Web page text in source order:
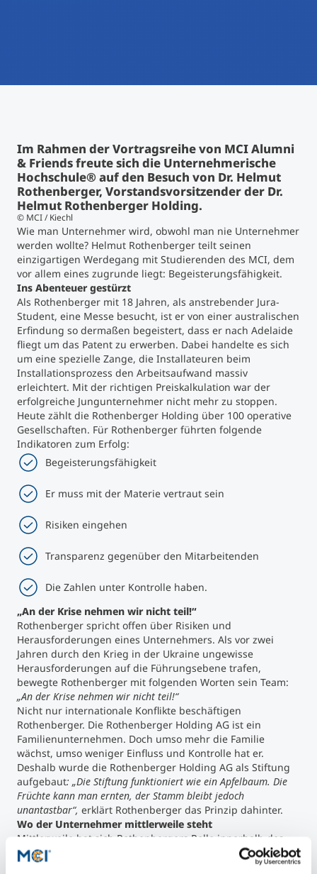
Micro Credentials
Management-Seminare
Technische Weiterbildung
Maßgeschneiderte Programme
Studienberatung
Executive Education Finder
Im Rahmen der Vortragsreihe von MCI Alumni
& Friends freute sich die Unternehmerische
Hochschule® auf den Besuch von Dr. Helmut
Rothenberger, Vorstandsvorsitzender der Dr.
Helmut Rothenberger Holding.
© MCI / Kiechl
Wie man Unternehmer wird, obwohl man nie Unternehmer
werden wollte? Helmut Rothenberger teilt seinen
einzigartigen Werdegang mit Studierenden des MCI, dem
vor allem eines zugrunde liegt: Begeisterungsfähigkeit.
Ins Abenteuer gestürzt
Als Rothenberger mit 18 Jahren, als anstrebender Jura-
Student, eine Messe besucht, ist er von einer australischen
Erfindung so dermaßen begeistert, dass er nach Adelaide
fliegt um das Patent zu erwerben. Dabei handelte es sich
um eine spezielle Zange, die Installateuren beim
Installationsprozess den Arbeitsaufwand massiv
erleichtert. Mit der richtigen Preiskalkulation war der
erfolgreiche Jungunternehmer nicht mehr zu stoppen.
Heute zählt die Rothenberger Holding über 100 operative
Gesellschaften. Für Rothenberger führten folgende
Indikatoren zum Erfolg:
Begeisterungsfähigkeit
Er muss mit der Materie vertraut sein
Risiken eingehen
Transparenz gegenüber den Mitarbeitenden
Die Zahlen unter Kontrolle haben.
„An der Krise nehmen wir nicht teil!“
Rothenberger spricht offen über Risiken und
Herausforderungen eines Unternehmers. Als vor zwei
Jahren durch den Krieg in der Ukraine ungewisse
Herausforderungen auf die Führungsebene trafen,
bewegte Rothenberger mit folgenden Worten sein Team:
„An der Krise nehmen wir nicht teil!“
Nicht nur internationale Konflikte beschäftigen
Rothenberger. Die Rothenberger Holding AG ist ein
Familienunternehmen. Doch umso mehr die Familie
wächst, umso weniger Einfluss und Kontrolle hat er.
Deshalb wurde die Rothenberger Holding AG als Stiftung
aufgebaut: „Die Stiftung funktioniert wie ein Apfelbaum. Die
Früchte kann man ernten, der Stamm bleibt jedoch
unantastbar“, erklärt Rothenberger das Prinzip dahinter.
Wo der Unternehmer mittlerweile steht
Mittlerweile hat sich Rothenbergers Rolle innerhalb des
Unternehmens geändert. Er sieht sich als Impulsgeber
und Sparringpartner der Führungskräfte. Dabei ist ihm